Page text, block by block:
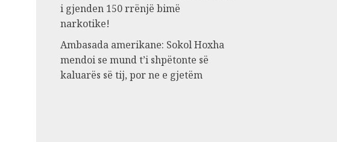
i gjenden 150 rrënjë bimë
narkotike!
Ambasada amerikane: Sokol Hoxha
mendoi se mund t’i shpëtonte së
kaluarës së tij, por ne e gjetëm